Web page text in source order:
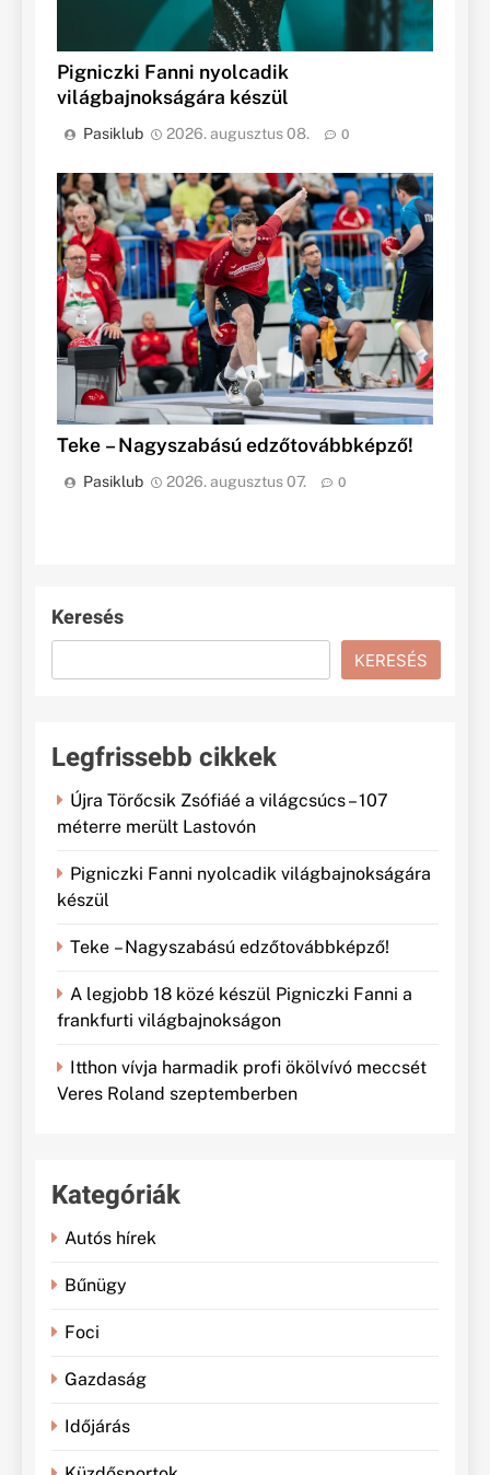
Pigniczki Fanni nyolcadik
világbajnokságára készül
Pasiklub 2026. augusztus 08. 0
Teke – Nagyszabású edzőtovábbképző!
Pasiklub 2026. augusztus 07. 0
Keresés
KERESÉS
Legfrissebb cikkek
Újra Törőcsik Zsófiáé a világcsúcs – 107
méterre merült Lastovón
Pigniczki Fanni nyolcadik világbajnokságára
készül
Teke – Nagyszabású edzőtovábbképző!
A legjobb 18 közé készül Pigniczki Fanni a
frankfurti világbajnokságon
Itthon vívja harmadik profi ökölvívó meccsét
Veres Roland szeptemberben
Kategóriák
Autós hírek
Bűnügy
Foci
Gazdaság
Időjárás